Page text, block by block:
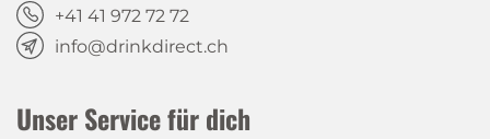
+41 41 972 72 72
info@drinkdirect.ch
Unser Service für dich